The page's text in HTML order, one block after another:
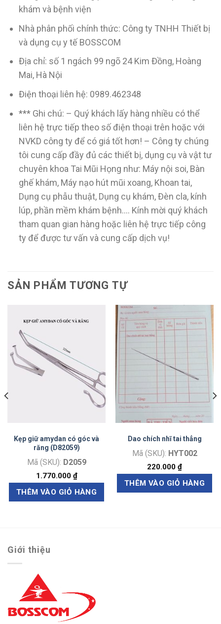
khám và bệnh viện
Nhà phân phối chính thức: Công ty TNHH Thiết bị
và dụng cụ y tế BOSSCOM
Địa chỉ: số 1 ngách 99 ngõ 24 Kim Đồng, Hoàng
Mai, Hà Nội
Điện thoại liên hệ: 0989.462348
*** Ghi chú: – Quý khách lấy hàng nhiều có thể
liên hệ trực tiếp theo số điện thoại trên hoặc với
NVKD công ty để có giá tốt hơn! – Công ty chúng
tôi cung cấp đầy đủ các thiết bị, dụng cụ và vật tư
chuyên khoa Tai Mũi Họng như: Máy nội soi, Bàn
ghế khám, Máy nạo hút mũi xoang, Khoan tai,
Dụng cụ phẫu thuật, Dụng cụ khám, Đèn cla, kính
lúp, phần mềm khám bệnh…. Kính mời quý khách
tham quan gian hàng hoặc liên hệ trực tiếp công
ty để được tư vấn và cung cấp dịch vụ!
SẢN PHẨM TƯƠNG TỰ
Kẹp giữ amydan có góc và
răng (D82059)
Mã (SKU): D2059
1.770.000 ₫
THÊM VÀO GIỎ HÀNG
Dao chích nhĩ tai thẳng
Mã (SKU): HYT002
220.000 ₫
THÊM VÀO GIỎ HÀNG
Giới thiệu